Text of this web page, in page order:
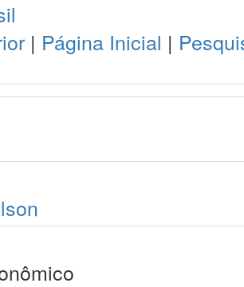
| Página Inicial |